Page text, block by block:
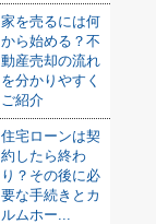
家を売るには何
から始める？不
動産売却の流れ
を分かりやすく
ご紹介
住宅ローンは契
約したら終わ
り？その後に必
要な手続きとカ
ルムホー...